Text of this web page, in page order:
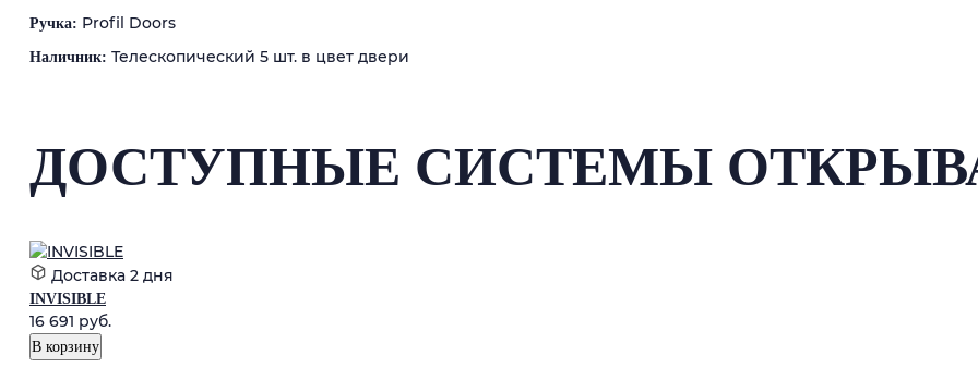
Ручка: Profil Doors
Наличник: Телескопический 5 шт. в цвет двери
ДОСТУПНЫЕ СИСТЕМЫ
Доставка 2 дня
INVISIBLE
16 691 руб.
В корзину